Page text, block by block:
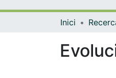
Inici